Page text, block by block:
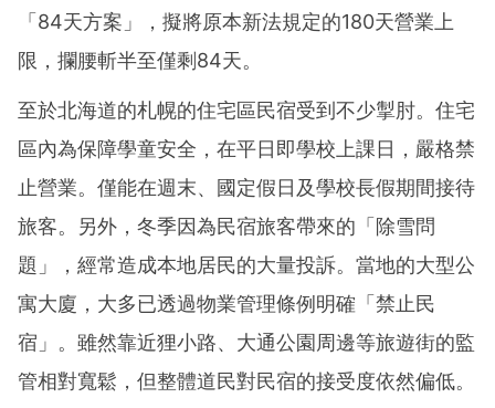
「84天方案」，擬將原本新法規定的180天營業上
限，攔腰斬半至僅剩84天。
至於北海道的札幌的住宅區民宿受到不少掣肘。住宅
區內為保障學童安全，在平日即學校上課日，嚴格禁
止營業。僅能在週末、國定假日及學校長假期間接待
旅客。另外，冬季因為民宿旅客帶來的「除雪問
題」，經常造成本地居民的大量投訴。當地的大型公
寓大廈，大多已透過物業管理條例明確「禁止民
宿」。雖然靠近狸小路、大通公園周邊等旅遊街的監
管相對寬鬆，但整體道民對民宿的接受度依然偏低。